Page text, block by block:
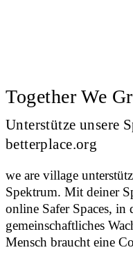
Together We
Unterstütze unsere
betterplace.org
we are village
Spektrum. Mit deiner
online Safer Spaces,
gemeinschaftliches
Mensch braucht eine